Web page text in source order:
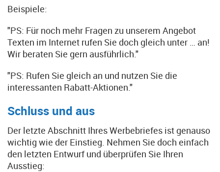
Beispiele:
"PS: Für noch mehr Fragen zu unserem Angebot
Texten im Internet rufen Sie doch gleich unter … an!
Wir beraten Sie gern ausführlich."
"PS: Rufen Sie gleich an und nutzen Sie die
interessanten Rabatt-Aktionen."
Schluss und aus
Der letzte Abschnitt Ihres Werbebriefes ist genauso
wichtig wie der Einstieg. Nehmen Sie doch einfach
den letzten Entwurf und überprüfen Sie Ihren
Ausstieg: